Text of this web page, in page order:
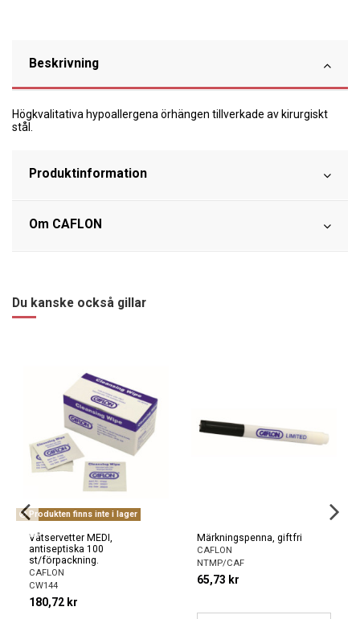
Beskrivning
Högkvalitativa hypoallergena örhängen tillverkade av kirurgiskt
stål.
Produktinformation
Om CAFLON
Du kanske också gillar
Produkten finns inte i lager
Våtservetter MEDI,
antiseptiska 100
st/förpackning.
CAFLON
CW144
180,72 kr
Märkningspenna, giftfri
CAFLON
NTMP/CAF
65,73 kr